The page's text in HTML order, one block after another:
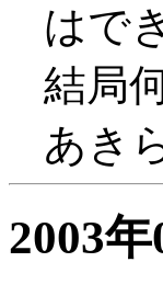
はで
結局
あき
2003